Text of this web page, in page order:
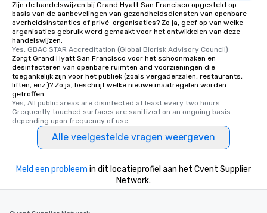
at a typical corporate
a way to try some of
cuisines and dishes.
selected dishes are
high standards to
delight any palate. Tours Available
from Day to Night
group experience,
key. Whether you
business hours or
after work, we can
needs. Go for as Long or as Short as
You Like Along with
Zijn de handelswijzen bij Grand Hyatt San Francisco opgesteld op
basis van de aanbevelingen van gezondheidsdiensten van openbare
overheidsinstanties of privé-organisaties? Zo ja, geef op van welke
organisaties gebruik werd gemaakt voor het ontwikkelen van deze
handelswijzen.
Yes, GBAC STAR Accreditation (Global Biorisk Advisory Council)
Zorgt Grand Hyatt San Francisco voor het schoonmaken en
desinfecteren van openbare ruimten and voorzieningen die
toegankelijk zijn voor het publiek (zoals vergaderzalen, restaurants,
liften, enz.)? Zo ja, beschrijf welke nieuwe maatregelen worden
getroffen.
Yes, All public areas are disinfected at least every two hours.
Grequently touched surfaces are sanitized on an ongoing basis
depending upon frequency of use.
Alle veelgestelde vragen weergeven
Meld een probleem in dit locatieprofiel aan het Cvent Supplier
Network.